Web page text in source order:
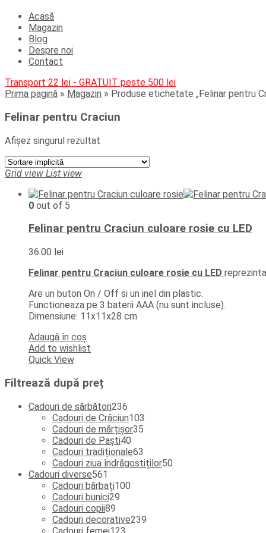
Acasă
Magazin
Blog
Despre noi
Contact
Transport 22 lei - GRATUIT peste 500 lei
Prima pagină » Magazin » Produse etichetate „Felinar pentru
Felinar pentru Craciun
Afișez singurul rezultat
Grid view List view
0 out of 5
Felinar pentru Craciun culoare rosie cu LED
36.00 lei
Felinar pentru Craciun culoare rosie cu LED
Are un buton On / Off si un inel din plastic.
Functioneaza pe 3 baterii AAA (nu sunt incluse).
Dimensiune: 11x11x28 cm
Adaugă în coș
Add to wishlist
Quick View
Filtrează după preț
Cadouri de sărbători236
de
produse
Cadouri de Crăciun103
Cadouri de mărțișor35
Cadouri de Paști40
de
produse
Cadouri tradiționale63
de
Cadouri ziua îndrăgostiților50
Cadouri diverse561
de
produse
Cadouri bărbați100
Cadouri bunici29
produse
Cadouri copii89
de
produse
Cadouri decorative239
Cadouri femei123